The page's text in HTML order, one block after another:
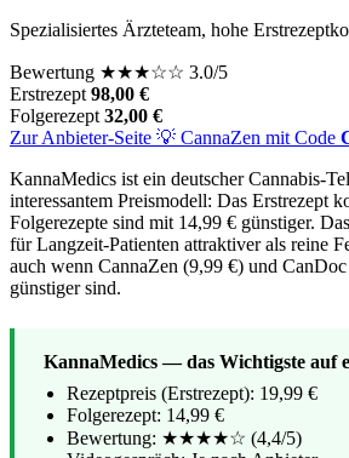
Spezialisiertes Ärzteteam, hohe
Bewertung ★★★☆☆ 3.0/5
Erstrezept 98,00 €
Folgerezept 32,00 €
Zur Anbieter-Seite 💡 CannaZen mit Code
KannaMedics ist ein deutscher Cannabis-
interessantem Preismodell: Das Erstrezept
Folgerezepte sind mit 14,99 € günstiger.
für Langzeit-Patienten attraktiver als reine
auch wenn CannaZen (9,99 €) und
günstiger sind.
KannaMedics — das Wichtigste auf
Rezeptpreis (Erstrezept): 19,99 €
Folgerezept: 14,99 €
Bewertung: ★★★★☆ (4,4/5)